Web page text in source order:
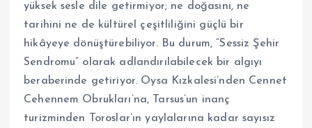
yüksek sesle dile getirmiyor; ne doğasını, ne
tarihini ne de kültürel çeşitliliğini güçlü bir
hikâyeye dönüştürebiliyor. Bu durum, “Sessiz Şehir
Sendromu” olarak adlandırılabilecek bir algıyı
beraberinde getiriyor. Oysa Kızkalesi’nden Cennet
Cehennem Obrukları’na, Tarsus’un inanç
turizminden Toroslar’ın yaylalarına kadar sayısız